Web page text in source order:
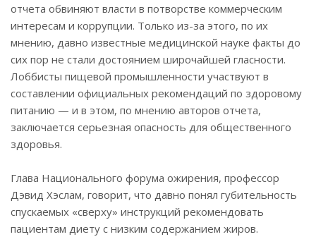
отчета обвиняют власти в потворстве коммерческим
интересам и коррупции. Только из-за этого, по их
мнению, давно известные медицинской науке факты до
сих пор не стали достоянием широчайшей гласности.
Лоббисты пищевой промышленности участвуют в
составлении официальных рекомендаций по здоровому
питанию — и в этом, по мнению авторов отчета,
заключается серьезная опасность для общественного
здоровья.
Глава Национального форума ожирения, профессор
Дэвид Хэслам, говорит, что давно понял губительность
спускаемых «сверху» инструкций рекомендовать
пациентам диету с низким содержанием жиров.